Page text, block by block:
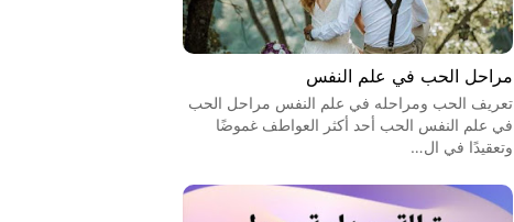
مراحل الحب في علم النفس
تعريف الحب ومراحله في علم النفس مراحل الحب
في علم النفس الحب أحد أكثر العواطف غموضًا
وتعقيدًا في ال…